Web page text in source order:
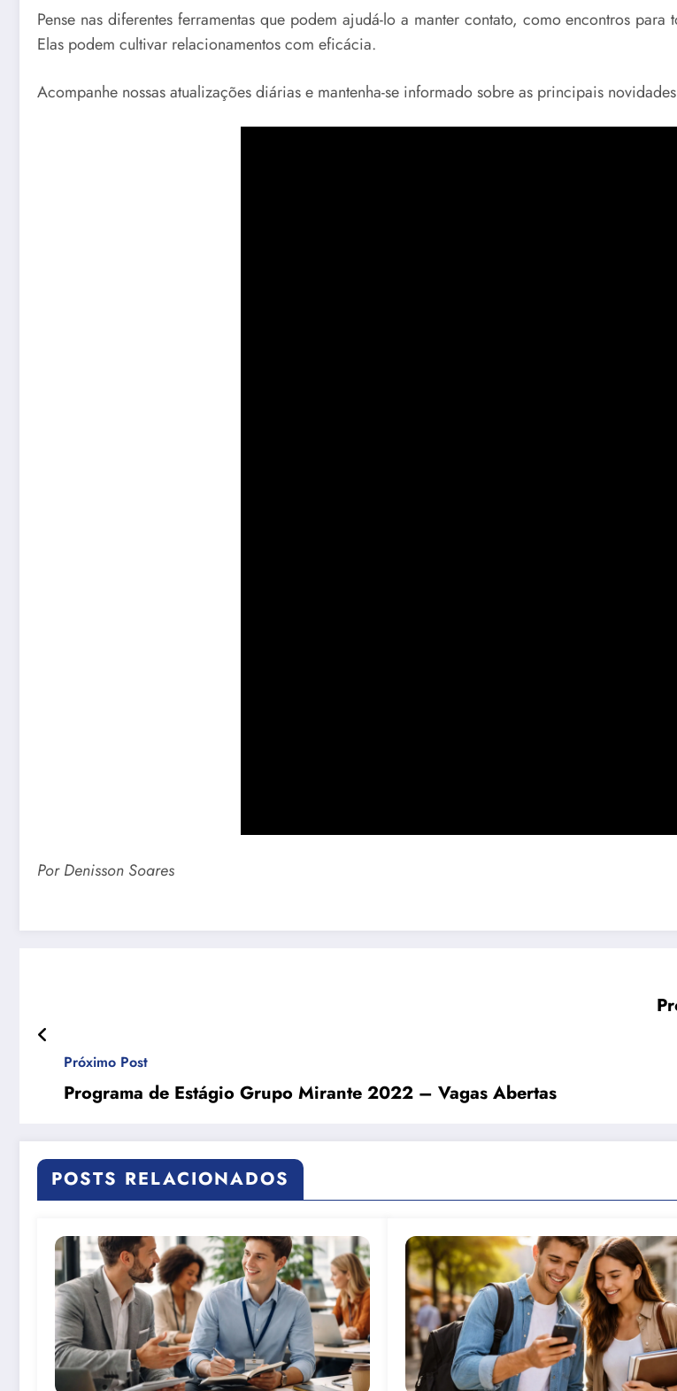
Pense nas diferentes ferramentas que podem ajudá-lo a manter contato, como encontros
Elas podem cultivar relacionamentos com eficácia.
Acompanhe nossas atualizações diárias e mantenha-se informado sobre as principais
Por Denisson Soares
Próximo Post
Programa de Estágio Grupo Mirante 2022 – Vagas Abertas
POSTS RELACIONADOS